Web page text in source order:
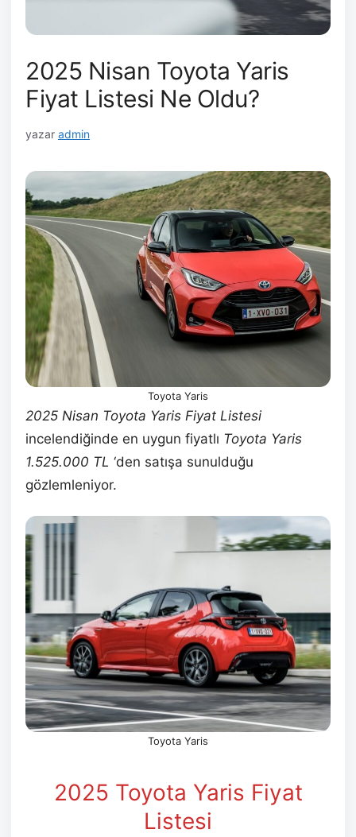
2025 Nisan Toyota Yaris
Fiyat Listesi Ne Oldu?
yazar admin
Toyota Yaris
2025 Nisan Toyota Yaris Fiyat Listesi
incelendiğinde en uygun fiyatlı Toyota Yaris
1.525.000 TL ‘den satışa sunulduğu
gözlemleniyor.
Toyota Yaris
2025 Toyota Yaris Fiyat
Listesi